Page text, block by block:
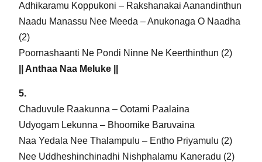
Adhikaramu Koppukoni – Rakshanakai Aanandinthun
Naadu Manassu Nee Meeda – Anukonaga O Naadha
(2)
Poornashaanti Ne Pondi Ninne Ne Keerthinthun (2)
|| Anthaa Naa Meluke ||
5.
Chaduvule Raakunna – Ootami Paalaina
Udyogam Lekunna – Bhoomike Baruvaina
Naa Yedala Nee Thalampulu – Entho Priyamulu (2)
Nee Uddheshinchinadhi Nishphalamu Kaneradu (2)